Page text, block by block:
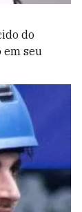
do
em seu